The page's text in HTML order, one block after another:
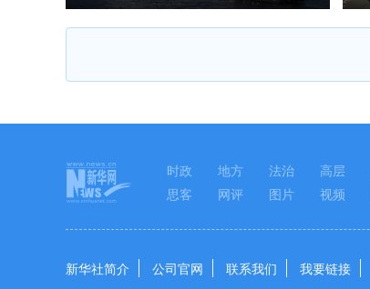
时政 地方 法治 高层
思客
网评 图片 视频
新华社简介 公司官网 联系我们 我要链接